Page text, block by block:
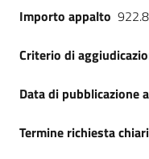
Seguici
Importo appalto
Criterio di
Data di pubblicazione
Termine richiesta